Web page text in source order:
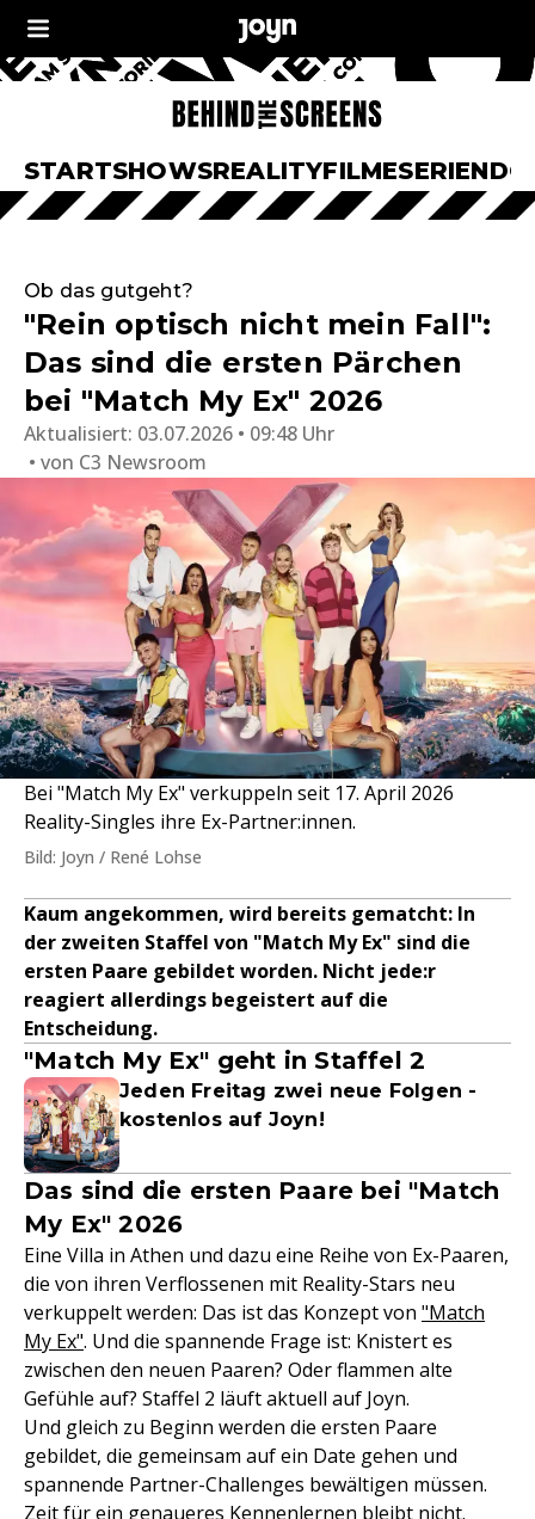
STARTSHOWSREALITYFILMESERIEN
Ob das gutgeht?
"Rein optisch nicht mein Fall":
Das sind die ersten Pärchen
bei "Match My Ex" 2026
Aktualisiert: 03.07.2026 • 09:48 Uhr
von C3 Newsroom
Bei "Match My Ex" verkuppeln seit 17. April 2026
Reality-Singles ihre Ex-Partner:innen.
Bild: Joyn / René Lohse
Kaum angekommen, wird bereits gematcht: In
der zweiten Staffel von "Match My Ex" sind die
ersten Paare gebildet worden. Nicht jede:r
reagiert allerdings begeistert auf die
Entscheidung.
"Match My Ex" geht in Staffel 2
Jeden Freitag zwei neue Folgen -
kostenlos auf Joyn!
Das sind die ersten Paare bei "Match
My Ex" 2026
Eine Villa in Athen und dazu eine Reihe von Ex-Paaren,
die von ihren Verflossenen mit Reality-Stars neu
verkuppelt werden: Das ist das Konzept von "Match
My Ex". Und die spannende Frage ist: Knistert es
zwischen den neuen Paaren? Oder flammen alte
Gefühle auf? Staffel 2 läuft aktuell auf Joyn.
Und gleich zu Beginn werden die ersten Paare
gebildet, die gemeinsam auf ein Date gehen und
spannende Partner-Challenges bewältigen müssen.
Zeit für ein genaueres Kennenlernen bleibt nicht.